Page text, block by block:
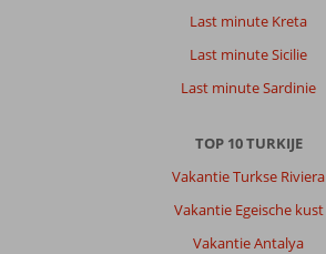
Last minute Kreta
Last minute Sicilie
Last minute Sardinie
TOP 10 TURKIJE
Vakantie Turkse Riviera
Vakantie Egeische kust
Vakantie Antalya